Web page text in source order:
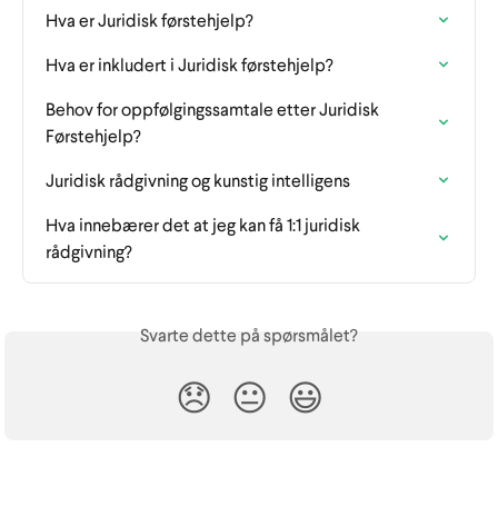
Hva er Juridisk førstehjelp?
Hva er inkludert i Juridisk førstehjelp?
Behov for oppfølgingssamtale etter Juridisk
Førstehjelp?
Juridisk rådgivning og kunstig intelligens
Hva innebærer det at jeg kan få 1:1 juridisk
rådgivning?
Svarte dette på spørsmålet?
😞 😐 😃